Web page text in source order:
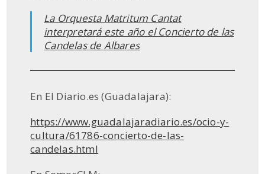
La Orquesta Matritum Cantat
interpretará este año el Concierto de las
Candelas de Albares
En El Diario.es (Guadalajara):
https://www.guadalajaradiario.es/ocio-y-
cultura/61786-concierto-de-las-
candelas.html